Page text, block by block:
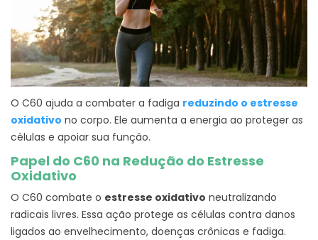
O C60 ajuda a combater a fadiga reduzindo o estresse
oxidativo no corpo. Ele aumenta a energia ao proteger as
células e apoiar sua função.
Papel do C60 na Redução do Estresse
Oxidativo
O C60 combate o estresse oxidativo neutralizando
radicais livres. Essa ação protege as células contra danos
ligados ao envelhecimento, doenças crônicas e fadiga.